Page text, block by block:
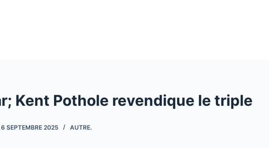
Kent Pothole revendique le triple
6 SEPTEMBRE 2025 AUTRE.